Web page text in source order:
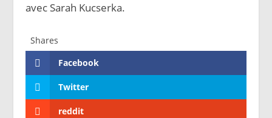
avec Sarah Kucserka.
Shares
Facebook
Twitter
reddit